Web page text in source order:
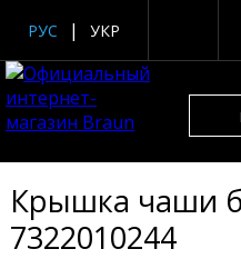
РУС УКР
Крышка чаши
7322010244